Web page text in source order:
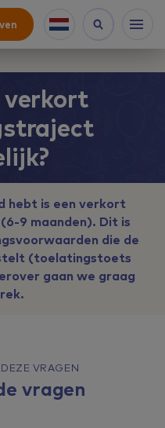
verkort
hebt is een verkort
9 maanden). Dit is
die de
(toelatingstoets
gaan we graag
VRAGEN
vragen